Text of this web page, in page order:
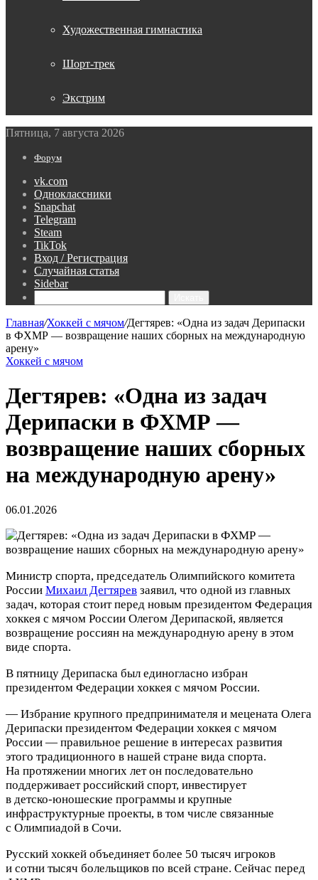
Художественная гимнастика
Шорт-трек
Экстрим
Пятница, 7 августа 2026
Форум
vk.com
Одноклассники
Snapchat
Telegram
Steam
TikTok
Вход / Регистрация
Случайная статья
Sidebar
Главная/Хоккей с мячом/Дегтярев: «Одна из задач Дерипаски
в ФХМР — возвращение наших сборных на международную
арену»
Хоккей с мячом
Дегтярев: «Одна из задач
Дерипаски в ФХМР —
возвращение наших сборных
на международную арену»
06.01.2026
Министр спорта, председатель Олимпийского комитета
России Михаил Дегтярев заявил, что одной из главных
задач, которая стоит перед новым президентом Федерация
хоккея с мячом России Олегом Дерипаской, является
возвращение россиян на международную арену в этом
виде спорта.
В пятницу Дерипаска был единогласно избран
президентом Федерации хоккея с мячом России.
— Избрание крупного предпринимателя и мецената Олега
Дерипаски президентом Федерации хоккея с мячом
России — правильное решение в интересах развития
этого традиционного в нашей стране вида спорта.
На протяжении многих лет он последовательно
поддерживает российский спорт, инвестирует
в детско‑юношеские программы и крупные
инфраструктурные проекты, в том числе связанные
с Олимпиадой в Сочи.
Русский хоккей объединяет более 50 тысяч игроков
и сотни тысяч болельщиков по всей стране. Сейчас перед